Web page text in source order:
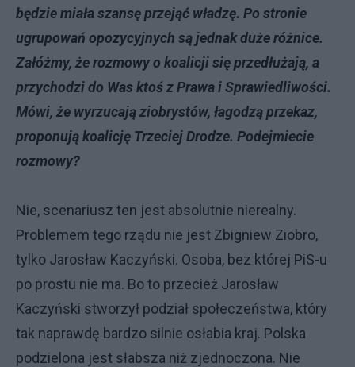
będzie miała szansę przejąć władzę. Po stronie
ugrupowań opozycyjnych są jednak duże różnice.
Załóżmy, że rozmowy o koalicji się przedłużają, a
przychodzi do Was ktoś z Prawa i Sprawiedliwości.
Mówi, że wyrzucają ziobrystów, łagodzą przekaz,
proponują koalicję Trzeciej Drodze. Podejmiecie
rozmowy?
Nie, scenariusz ten jest absolutnie nierealny.
Problemem tego rządu nie jest Zbigniew Ziobro,
tylko Jarosław Kaczyński. Osoba, bez której PiS-u
po prostu nie ma. Bo to przecież Jarosław
Kaczyński stworzył podział społeczeństwa, który
tak naprawdę bardzo silnie osłabia kraj. Polska
podzielona jest słabsza niż zjednoczona. Nie